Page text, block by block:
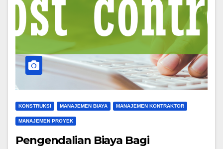
KONSTRUKSI MANAJEMEN BIAYA MANAJEMEN KONTRAKTOR
MANAJEMEN PROYEK
Pengendalian Biaya Bagi